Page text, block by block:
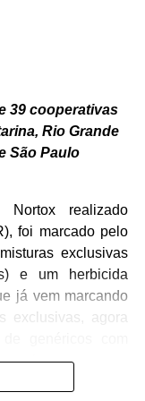
da titulação.
A regularização
para que os
jurídica das
urbanísticos e
afirmou
aos moradores, a
sido apontada
desigualdades e
do Brasil
39 cooperativas
Rio Grande
São Paulo
Nortox realizado
foi marcado pelo
exclusivas
e um herbicida
já vem marcando
exclusivas, agora
mais uma vez que
definida. O